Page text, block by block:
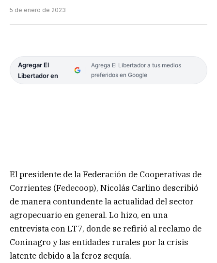
5 de enero de 2023
Agregar El
Libertador en
Agrega El Libertador a tus medios
preferidos en Google
El presidente de la Federación de Cooperativas de
Corrientes (Fedecoop), Nicolás Carlino describió
de manera contundente la actualidad del sector
agropecuario en general. Lo hizo, en una
entrevista con LT7, donde se refirió al reclamo de
Coninagro y las entidades rurales por la crisis
latente debido a la feroz sequía.